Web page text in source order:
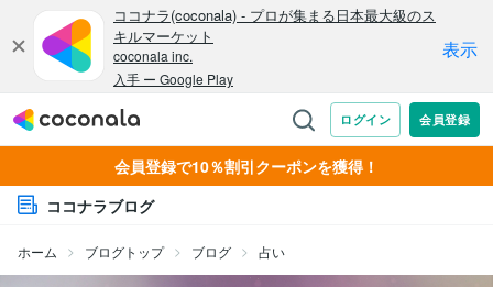
会員登録で10％割引クーポンを獲得！
ココナラブログ
ホーム ブログトップ ブログ 占い